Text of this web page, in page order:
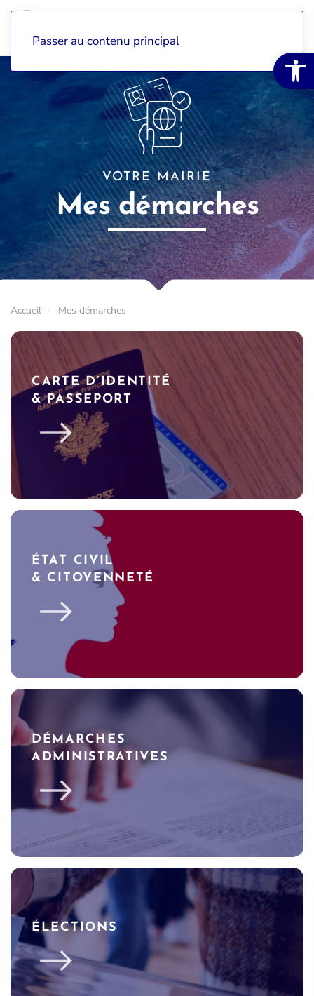
Ouvrir
Passer au contenu principal
VOTRE MAIRIE
Mes démarches
Accueil Mes démarches
CARTE D’IDENTITÉ
& PASSEPORT
ÉTAT CIVIL
& CITOYENNETÉ
DÉMARCHES
ADMINISTRATIVES
ÉLECTIONS